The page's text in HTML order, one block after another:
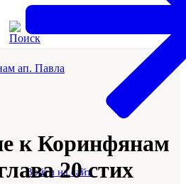
Войти на сайт
ап. Павла
к Коринфянам
20 стих